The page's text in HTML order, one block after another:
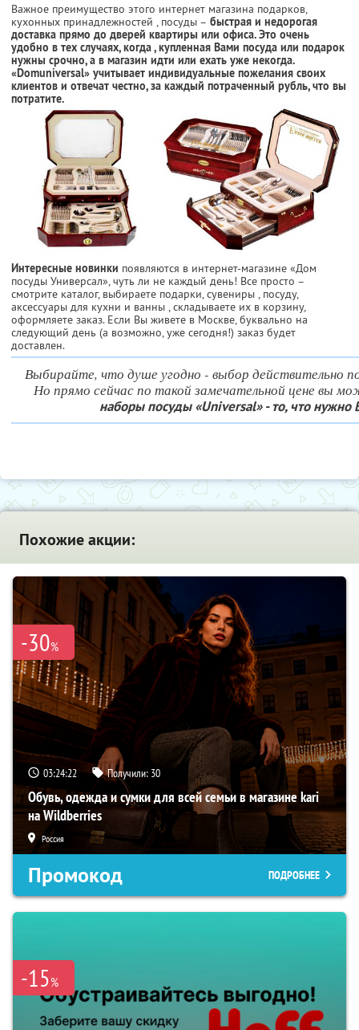
Важное преимущество этого интернет магазина подарков,
кухонных принадлежностей , посуды – быстрая и недорогая
доставка прямо до дверей квартиры или офиса. Это очень
удобно в тех случаях, когда , купленная Вами посуда или подарок
нужны срочно, а в магазин идти или ехать уже некогда.
«Domuniversal» учитывает индивидуальные пожелания своих
клиентов и отвечат честно, за каждый потраченный рубль, что вы
потратите.
Интересные новинки появляются в интернет-магазине «Дом
посуды Универсал», чуть ли не каждый день! Все просто –
смотрите каталог, выбираете подарки, сувениры , посуду,
аксессуары для кухни и ванны , складываете их в корзину,
оформляете заказ. Если Вы живете в Москве, буквально на
следующий день (а возможно, уже сегодня!) заказ будет
доставлен.
Выбирайте, что душе угодно - выбор действительно
Но прямо сейчас по такой замечательной цене вы
наборы посуды «Universal» - то, что нужно
Похожие акции:
-30%
03:24:21 Получили: 30
Обувь, одежда и сумки для всей семьи в магазине kari
на Wildberries
Россия
Промокод ПОДРОБНЕЕ
-15%